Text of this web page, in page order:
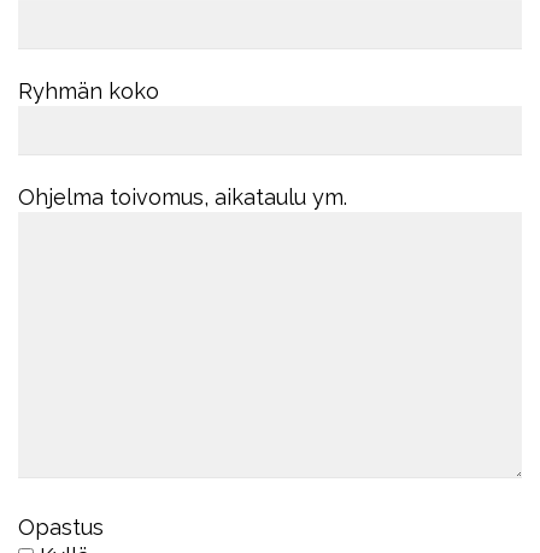
Ryhmän koko
Ohjelma toivomus, aikataulu ym.
Opastus